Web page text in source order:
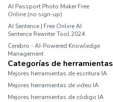
AI Passport Photo Maker Free
Online (no sign-up)
AI Sentence | Free Online AI
Sentence Rewriter Tool 2024
Cerebro - AI-Powered Knowledge
Management
Categorías de herramientas
Mejores herramientas de escritura IA
Mejores herramientas de video IA
Mejores herramientas de código IA